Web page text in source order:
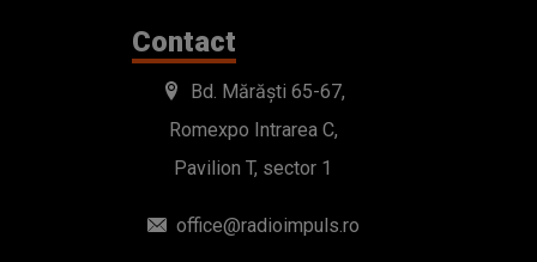
Contact
Bd. Mărăști 65-67,
Romexpo Intrarea C,
Pavilion T, sector 1
office@radioimpuls.ro